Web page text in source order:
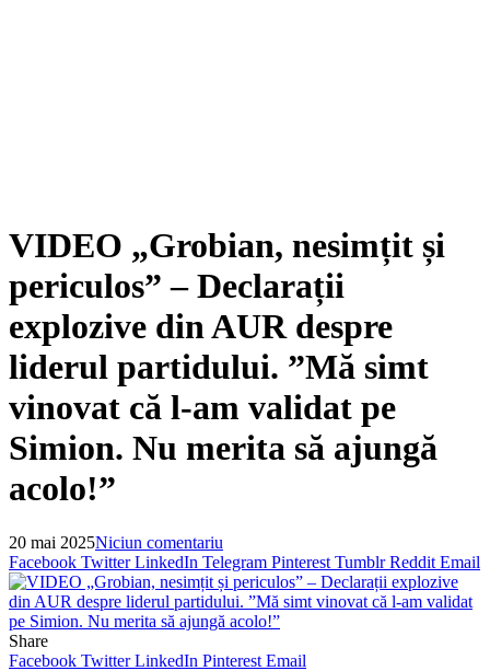
VIDEO „Grobian, nesimțit și
periculos” – Declarații
explozive din AUR despre
liderul partidului. ”Mă simt
vinovat că l-am validat pe
Simion. Nu merita să ajungă
acolo!”
20 mai 2025Niciun comentariu
Facebook Twitter LinkedIn Telegram Pinterest Tumblr Reddit Email
Share
Facebook Twitter LinkedIn Pinterest Email